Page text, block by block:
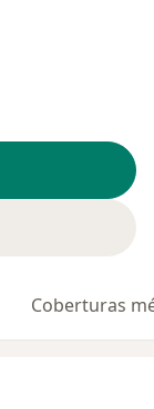
Coberturas